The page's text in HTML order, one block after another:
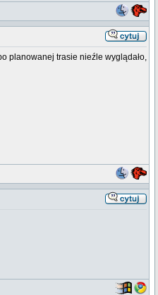
planowanej trasie nieźle wyglądało,